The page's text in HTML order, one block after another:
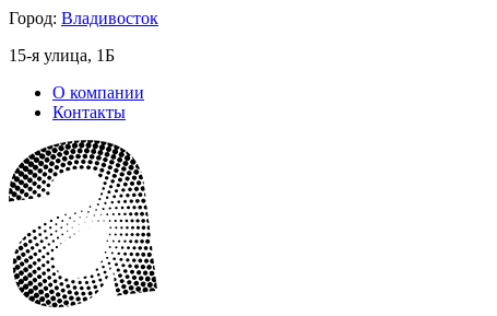
Город: Владивосток
15-я улица, 1Б
О компании
Контакты